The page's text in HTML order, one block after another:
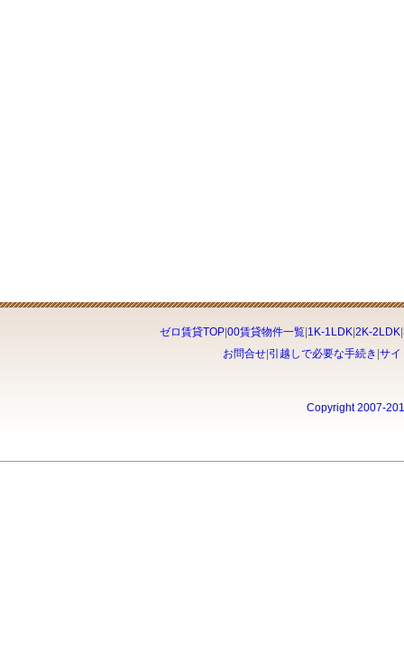
ゼロ賃貸TOP| 00賃貸物件一覧| 1K-1LDK| 2K-2LDK|
お問合せ 引越しで必要な手続き サイ
Copyright 2007-